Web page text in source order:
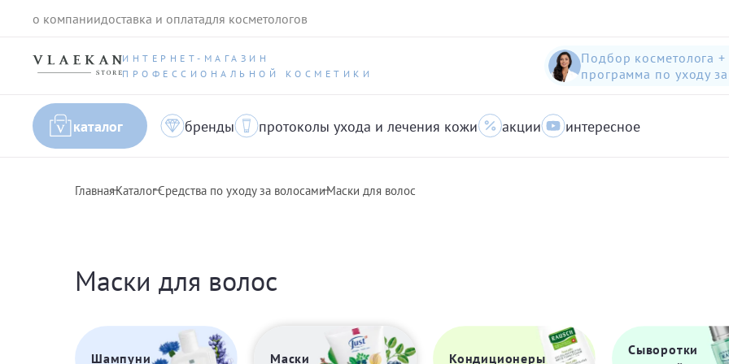
о компаниидоставка и оплатадля косметологов
ИНТЕРНЕТ-МАГАЗИН
ПРОФЕССИОНАЛЬНОЙ КОСМЕТИКИ
Подбор косметолога +
программа по уходу
каталог бренды протоколы ухода и лечения кожи акции интересное
ГлавнаяКаталогСредства по уходу за волосамиМаски для волос
Маски для волос
Шампуни Маски Кондиционеры
Сыворотки